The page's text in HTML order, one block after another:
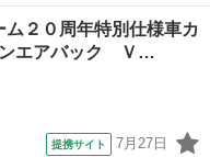
ード名： ホーム２０
ＩＮＧ・Ｈｏｎｄａ純正
２０周年特別仕様車カ
エアバック Ｖ…
提携サイト 7月27日